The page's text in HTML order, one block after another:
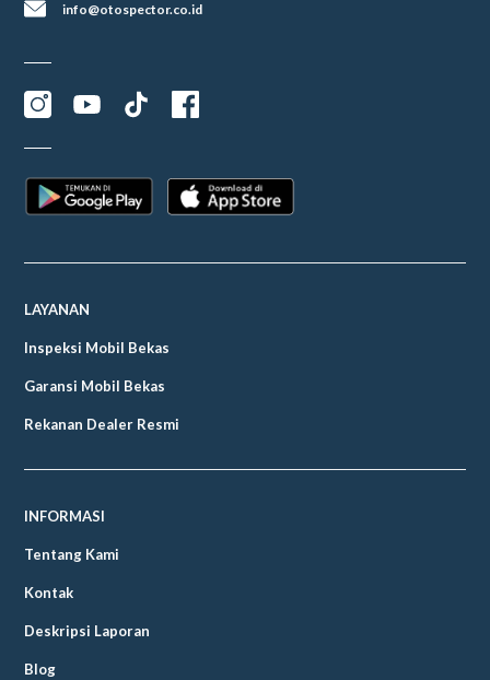
info@otospector.co.id
LAYANAN
Inspeksi Mobil Bekas
Garansi Mobil Bekas
Rekanan Dealer Resmi
INFORMASI
Tentang Kami
Kontak
Deskripsi Laporan
Blog